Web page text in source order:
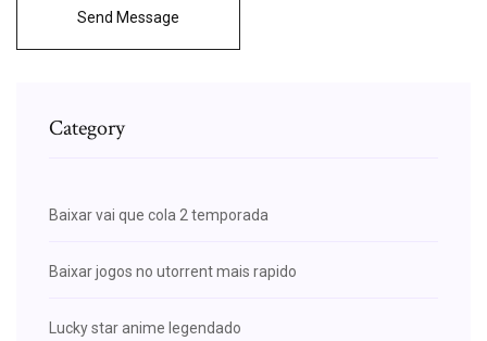
Send Message
Category
Baixar vai que cola 2 temporada
Baixar jogos no utorrent mais rapido
Lucky star anime legendado